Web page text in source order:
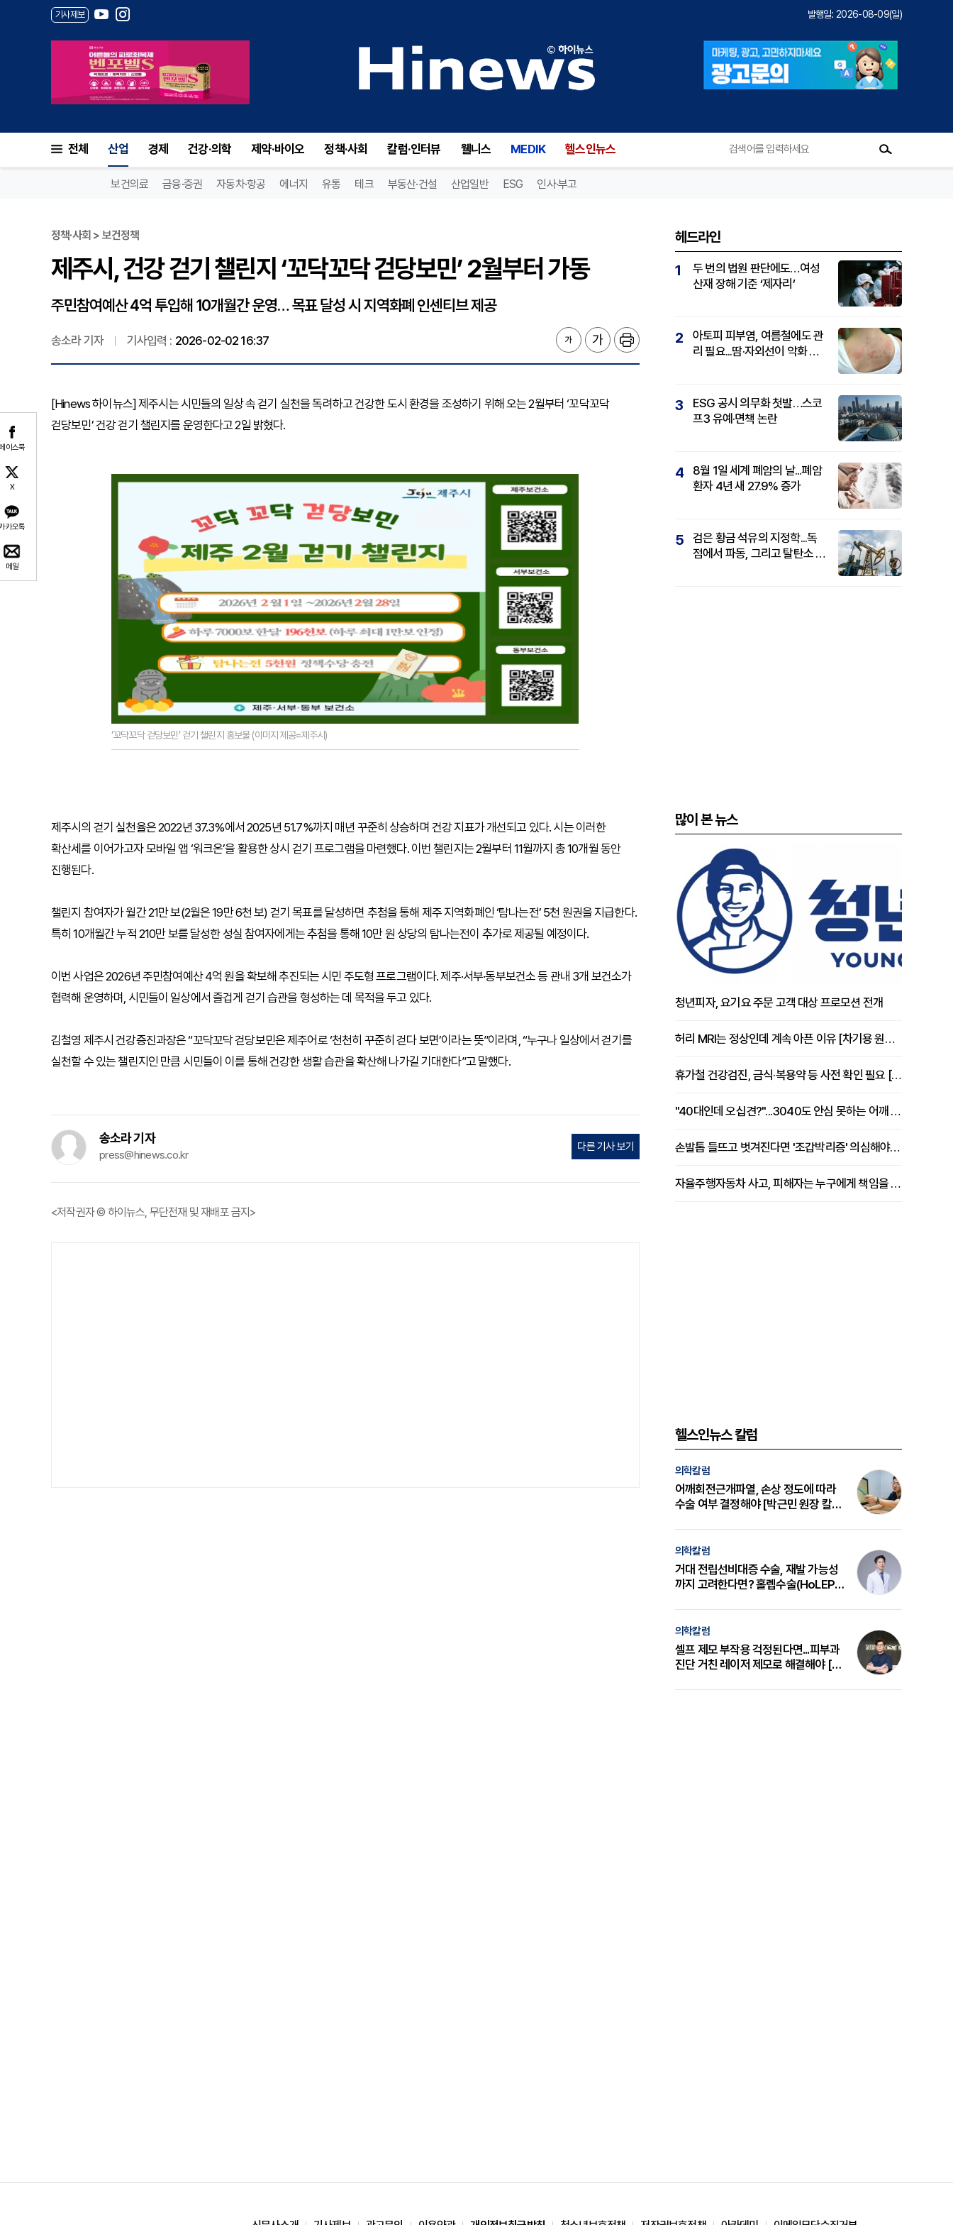
기사제보 발행일: 2026-08-09(일)
전체 산업 경제 건강·의학 제약·바이오 정책·사회 칼럼·인터뷰 웰니스 MEDIK 헬스인뉴스
보건의료 금융·증권 자동차·항공 에너지 유통 테크 부동산·건설 산업일반 ESG 인사·부고
이스북
X
카오톡
메일
정책·사회 > 보건정책
제주시, 건강 걷기 챌린지 ‘꼬닥꼬닥 걷당보민’ 2월부터 가동
주민참여예산 4억 투입해 10개월간 운영… 목표 달성 시 지역화폐 인센티브 제공
송소라 기자 기사입력 : 2026-02-02 16:37
[Hinews 하이뉴스] 제주시는 시민들의 일상 속 걷기 실천을 독려하고 건강한 도시 환경을 조성하기 위해 오는 2월부터 ‘꼬닥꼬닥
걷당보민’ 건강 걷기 챌린지를 운영한다고 2일 밝혔다.
‘꼬닥꼬닥 걷당보민’ 걷기 챌린지 홍보물 (이미지 제공=제주시)
제주시의 걷기 실천율은 2022년 37.3%에서 2025년 51.7%까지 매년 꾸준히 상승하며 건강 지표가 개선되고 있다. 시는 이러한
확산세를 이어가고자 모바일 앱 ‘워크온’을 활용한 상시 걷기 프로그램을 마련했다. 이번 챌린지는 2월부터 11월까지 총 10개월 동안
진행된다.
챌린지 참여자가 월간 21만 보(2월은 19만 6천 보) 걷기 목표를 달성하면 추첨을 통해 제주 지역화폐인 ‘탐나는전’ 5천 원권을 지급한다.
특히 10개월간 누적 210만 보를 달성한 성실 참여자에게는 추첨을 통해 10만 원 상당의 탐나는전이 추가로 제공될 예정이다.
이번 사업은 2026년 주민참여예산 4억 원을 확보해 추진되는 시민 주도형 프로그램이다. 제주·서부·동부보건소 등 관내 3개 보건소가
협력해 운영하며, 시민들이 일상에서 즐겁게 걷기 습관을 형성하는 데 목적을 두고 있다.
김철영 제주시 건강증진과장은 “꼬닥꼬닥 걷당보민은 제주어로 ‘천천히 꾸준히 걷다 보면’이라는 뜻”이라며, “누구나 일상에서 걷기를
실천할 수 있는 챌린지인 만큼 시민들이 이를 통해 건강한 생활 습관을 확산해 나가길 기대한다”고 말했다.
송소라 기자
press@hinews.co.kr
다른 기사 보기
<저작권자 © 하이뉴스, 무단전재 및 재배포 금지>
헤드라인
1
두 번의 법원 판단에도…여성
산재 장해 기준 ‘제자리’
2
아토피 피부염, 여름철에도 관
리 필요...땀·자외선이 악화 요
3
ESG 공시 의무화 첫발…스코
프3 유예·면책 논란
4
8월 1일 세계 폐암의 날...폐암
환자 4년 새 27.9% 증가
5
검은 황금 석유의 지정학...독
점에서 파동, 그리고 탈탄소 패
많이 본 뉴스
청년피자, 요기요 주문 고객 대상 프로모션 전개
허리 MRI는 정상인데 계속 아픈 이유 [차기용 원장 칼럼]
휴가철 건강검진, 금식·복용약 등 사전 확인 필요 [정도감 원장 칼럼]
"40대인데 오십견?"...3040도 안심 못하는 어깨 유착성 관절낭염
손발톱 들뜨고 벗겨진다면 '조갑박리증' 의심해야 [김철윤 원장 칼럼]
자율주행자동차 사고, 피해자는 누구에게 책임을 물을 수 있을까
헬스인뉴스 칼럼
의학칼럼
어깨회전근개파열, 손상 정도에 따라
수술 여부 결정해야 [박근민 원장 칼
의학칼럼
거대 전립선비대증 수술, 재발 가능성
까지 고려한다면? 홀렙수술(HoLEP)
의학칼럼
셀프 제모 부작용 걱정된다면...피부과
진단 거친 레이저 제모로 해결해야 [변